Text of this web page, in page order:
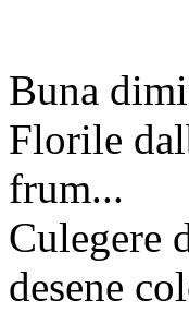
Buna
Florile
frum...
Culegere
desene